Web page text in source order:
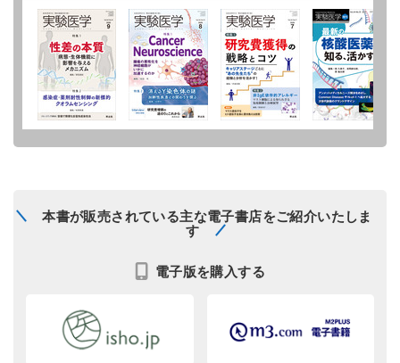
本書が販売されている主な電子書店をご紹介いたしま
す
電子版を購入する